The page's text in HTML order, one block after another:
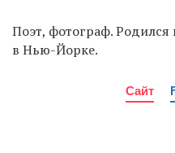
EN
UA
Поэт, фотограф. Родился
в Нью-Йорке.
Сайт